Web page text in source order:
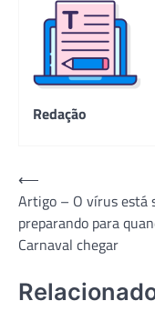
Redação
Navegação
de
Post
⟵
Artigo – O vírus está
preparando para
Carnaval chegar